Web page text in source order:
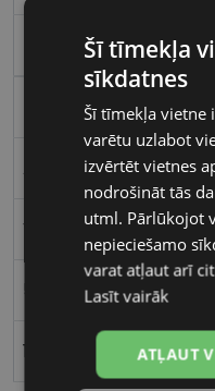
Apaļas / Ovālas
Vīriešiem
19
Šī tīmekļa
sīkdatnes
Šī tīmekļa vietne
varētu uzlabot
izvērtēt vietnes
nodrošināt tās
utml. Pārlūkojot
nepieciešamo
varat atļaut arī
Lasīt vairāk
ATĻAUT